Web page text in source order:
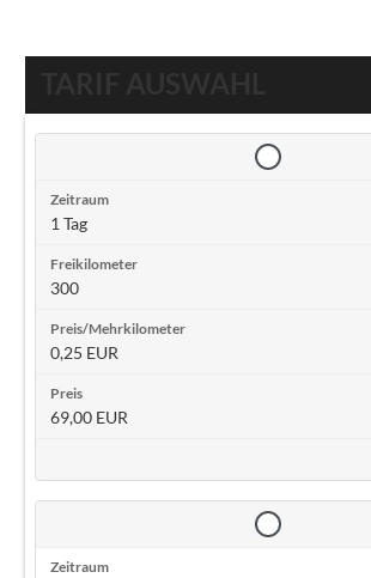
1 Tag
300
0,25 EUR
69,00 EUR